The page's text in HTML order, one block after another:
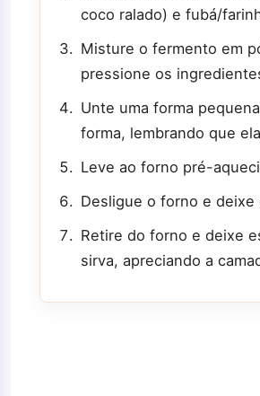
coco ralado) e fubá/
Misture o fermento em
pressione os
Unte uma forma
forma, lembrando que
Leve ao forno pré-
Desligue o forno e
Retire do forno e deixe
sirva, apreciando a